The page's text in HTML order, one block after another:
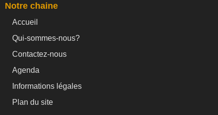
Notre chaine
Accueil
Qui-sommes-nous?
Contactez-nous
Agenda
Informations légales
Plan du site